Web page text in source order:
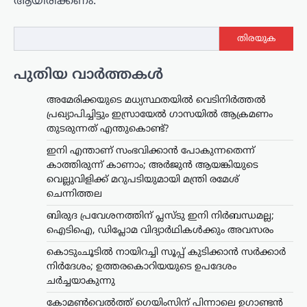
തിരയുക
പുതിയ വാർത്തകൾ
അമേരിക്കയുടെ മധ്യസ്ഥതയിൽ വെടിനിർത്തൽ
പ്രഖ്യാപിച്ചിട്ടും ഇസ്രായേൽ ഗാസയിൽ ആക്രമണം
തുടരുന്നത് എന്തുകൊണ്ട്?
ഇനി എന്താണ് സംഭവിക്കാൻ പോകുന്നതെന്ന്
കാത്തിരുന്ന് കാണാം; അർജുൻ ആയങ്കിയുടെ
വെല്ലുവിളിക്ക് മറുപടിയുമായി മന്ത്രി രമേശ്
ചെന്നിത്തല
ബിരുദ പ്രവേശനത്തിന് പ്ലസ്ടു ഇനി നിർബന്ധമല്ല;
ഐടിഐ, ഡിപ്ലോമ വിദ്യാർഥികൾക്കും അവസരം
കൊടുംചൂടിൽ നായിറച്ചി സൂപ്പ് കുടിക്കാൻ സർക്കാർ
നിർദേശം; ഉത്തരകൊറിയയുടെ ഉപദേശം
ചർച്ചയാകുന്നു
കോമൺവെൽത്ത് ഗെയിംസിന് പിന്നാലെ ഉഗാണ്ടൻ
കായികം
കോമൺവെൽത്ത്